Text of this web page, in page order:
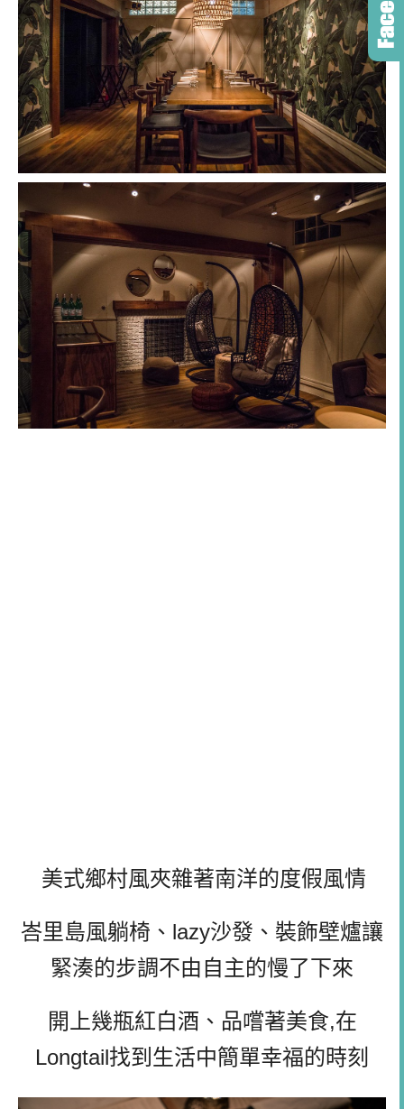
美式鄉村風夾雜著南洋的度假風情
峇里島風躺椅、lazy沙發、裝飾壁爐讓
緊湊的步調不由自主的慢了下來
開上幾瓶紅白酒、品嚐著美食,在
Longtail找到生活中簡單幸福的時刻